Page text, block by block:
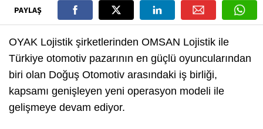
PAYLAŞ
OYAK Lojistik şirketlerinden OMSAN Lojistik ile
Türkiye otomotiv pazarının en güçlü oyuncularından
biri olan Doğuş Otomotiv arasındaki iş birliği,
kapsamı genişleyen yeni operasyon modeli ile
gelişmeye devam ediyor.